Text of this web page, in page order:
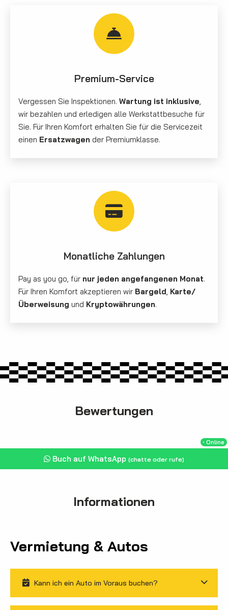
Premium-Service
Vergessen Sie Inspektionen. Wartung ist inklusive,
wir bezahlen und erledigen alle Werkstattbesuche für
Sie. Für Ihren Komfort erhalten Sie für die Servicezeit
einen Ersatzwagen der Premiumklasse.
Monatliche Zahlungen
Pay as you go, für nur jeden angefangenen Monat.
Für Ihren Komfort akzeptieren wir Bargeld, Karte/
Überweisung und Kryptowährungen.
Bewertungen
・Online
Buch auf WhatsApp (chatte oder rufe)
Informationen
Vermietung & Autos
Kann ich ein Auto im Voraus buchen?